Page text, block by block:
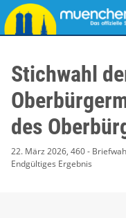
Stichwahl
des
22. März 2026, 460 -
Endgültiges Ergebnis